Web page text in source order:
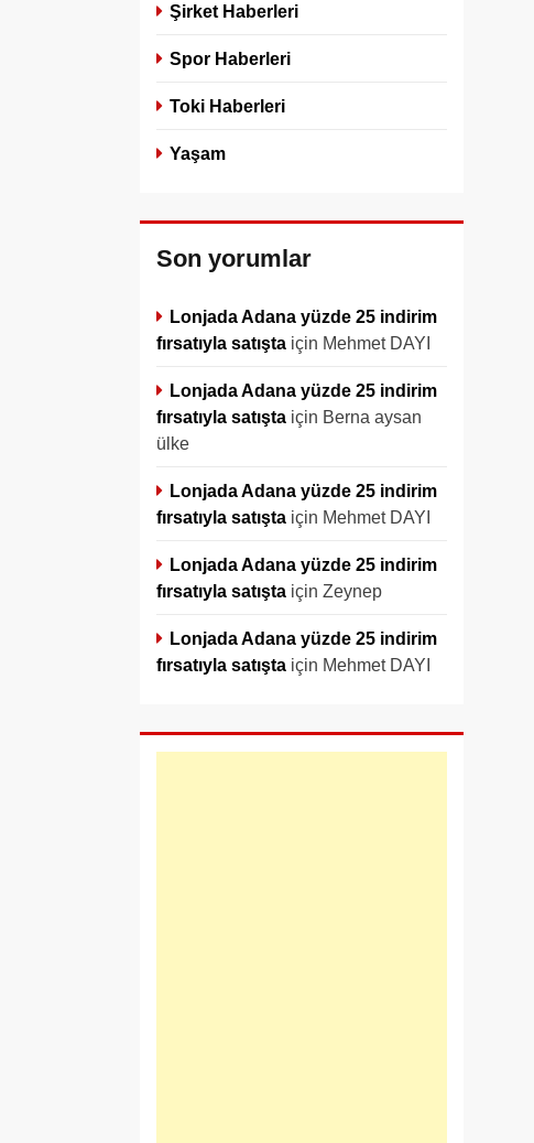
Şirket Haberleri
Spor Haberleri
Toki Haberleri
Yaşam
Son yorumlar
Lonjada Adana yüzde 25 indirim
fırsatıyla satışta için Mehmet DAYI
Lonjada Adana yüzde 25 indirim
fırsatıyla satışta için Berna aysan
ülke
Lonjada Adana yüzde 25 indirim
fırsatıyla satışta için Mehmet DAYI
Lonjada Adana yüzde 25 indirim
fırsatıyla satışta için Zeynep
Lonjada Adana yüzde 25 indirim
fırsatıyla satışta için Mehmet DAYI